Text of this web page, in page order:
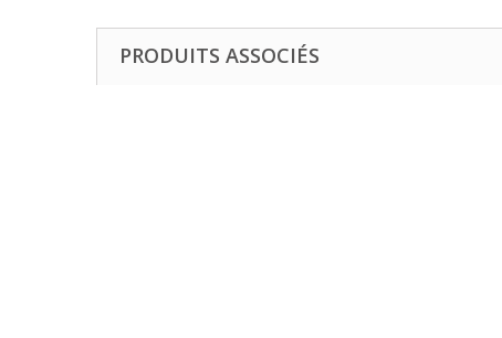
PRODUITS ASSOCIÉS